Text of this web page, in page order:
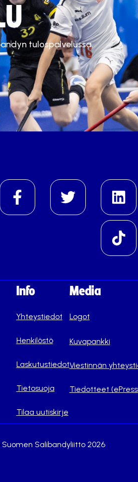
tulospalvelussa.
Info
Yhteystiedot
Henkilöstö
Laskutustiedot
Tietosuoja
Tilaa uutiskirje
Media
Logot
Kuvapankki
Viestinnän
Tiedotteet
Salibandyliitto 2026